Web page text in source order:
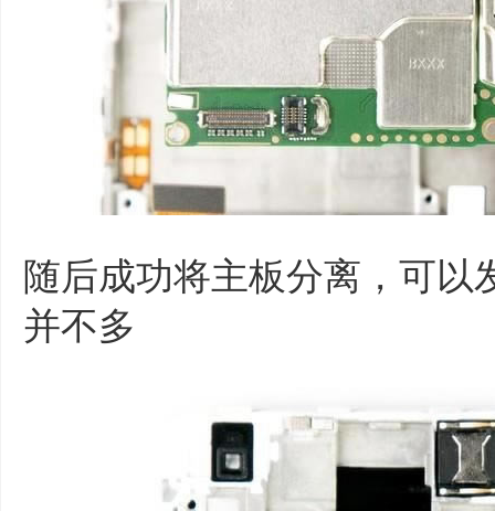
随后成功将主板分离，可以
并不多